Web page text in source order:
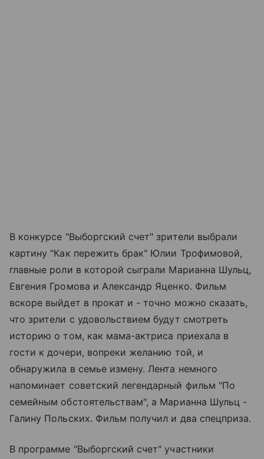
В конкурсе "Выборгский счет" зрители выбрали
картину "Как пережить брак" Юлии Трофимовой,
главные роли в которой сыграли Марианна Шульц,
Евгения Громова и Александр Яценко. Фильм
вскоре выйдет в прокат и - точно можно сказать,
что зрители с удовольствием будут смотреть
историю о том, как мама-актриса приехала в
гости к дочери, вопреки желанию той, и
обнаружила в семье измену. Лента немного
напоминает советский легендарный фильм "По
семейным обстоятельствам", а Марианна Шульц -
Галину Польских. Фильм получил и два спецприза.
В программе "Выборгский счет" участники